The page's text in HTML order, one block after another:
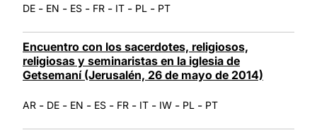
DE - EN - ES - FR - IT - PL - PT
Encuentro con los sacerdotes, religiosos,
religiosas y seminaristas en la iglesia de
Getsemaní (Jerusalén, 26 de mayo de 2014)
AR - DE - EN - ES - FR - IT - IW - PL - PT